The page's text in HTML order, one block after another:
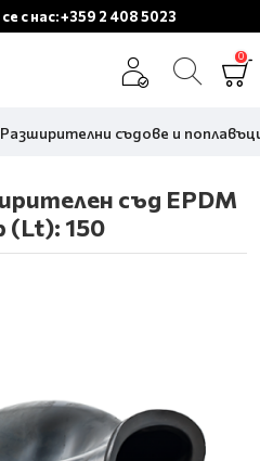
с нас: +359 2 408 5023
0
Разширителни съдове и
съд EPDM
(Lt): 150